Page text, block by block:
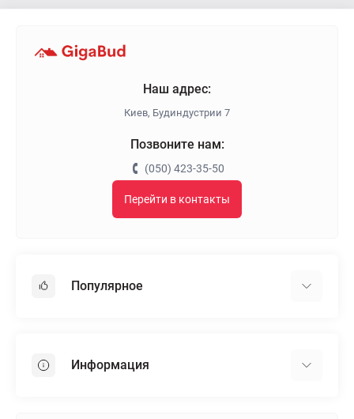
Наш адрес:
Киев, Будиндустрии 7
Позвоните нам:
(050) 423-35-50
Перейти в контакты
Популярное
Пенопласт
Информация